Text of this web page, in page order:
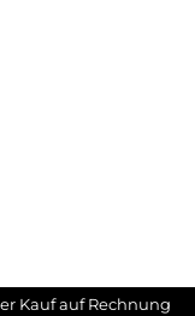
Kauf auf Rechnung